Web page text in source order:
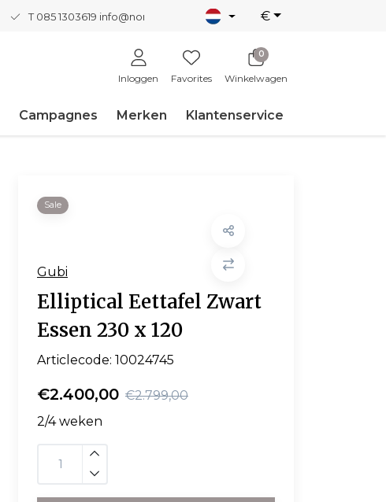
T 085 1303619 info@nordicnew.nl €
Inloggen Favorites
0
Winkelwagen
Campagnes Merken Klantenservice
Sale
Gubi
Elliptical Eettafel Zwart
Essen 230 x 120
Articlecode: 10024745
€2.400,00 €2.799,00
2/4 weken